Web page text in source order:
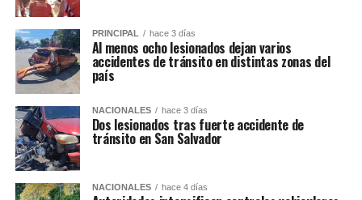
PRINCIPAL hace 3 días
Al menos ocho lesionados dejan varios
accidentes de tránsito en distintas zonas del
país
NACIONALES hace 3 días
Dos lesionados tras fuerte accidente de
tránsito en San Salvador
NACIONALES hace 4 días